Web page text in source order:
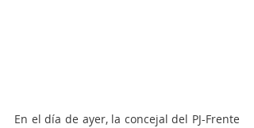
En el día de ayer, la concejal del PJ-Frente